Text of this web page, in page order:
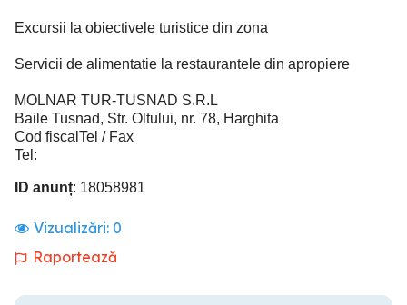
Excursii la obiectivele turistice din zona
Servicii de alimentatie la restaurantele din apropiere
MOLNAR TUR-TUSNAD S.R.L
Baile Tusnad, Str. Oltului, nr. 78, Harghita
Cod fiscalTel / Fax
Tel:
ID anunț: 18058981
Vizualizări: 0
Raportează